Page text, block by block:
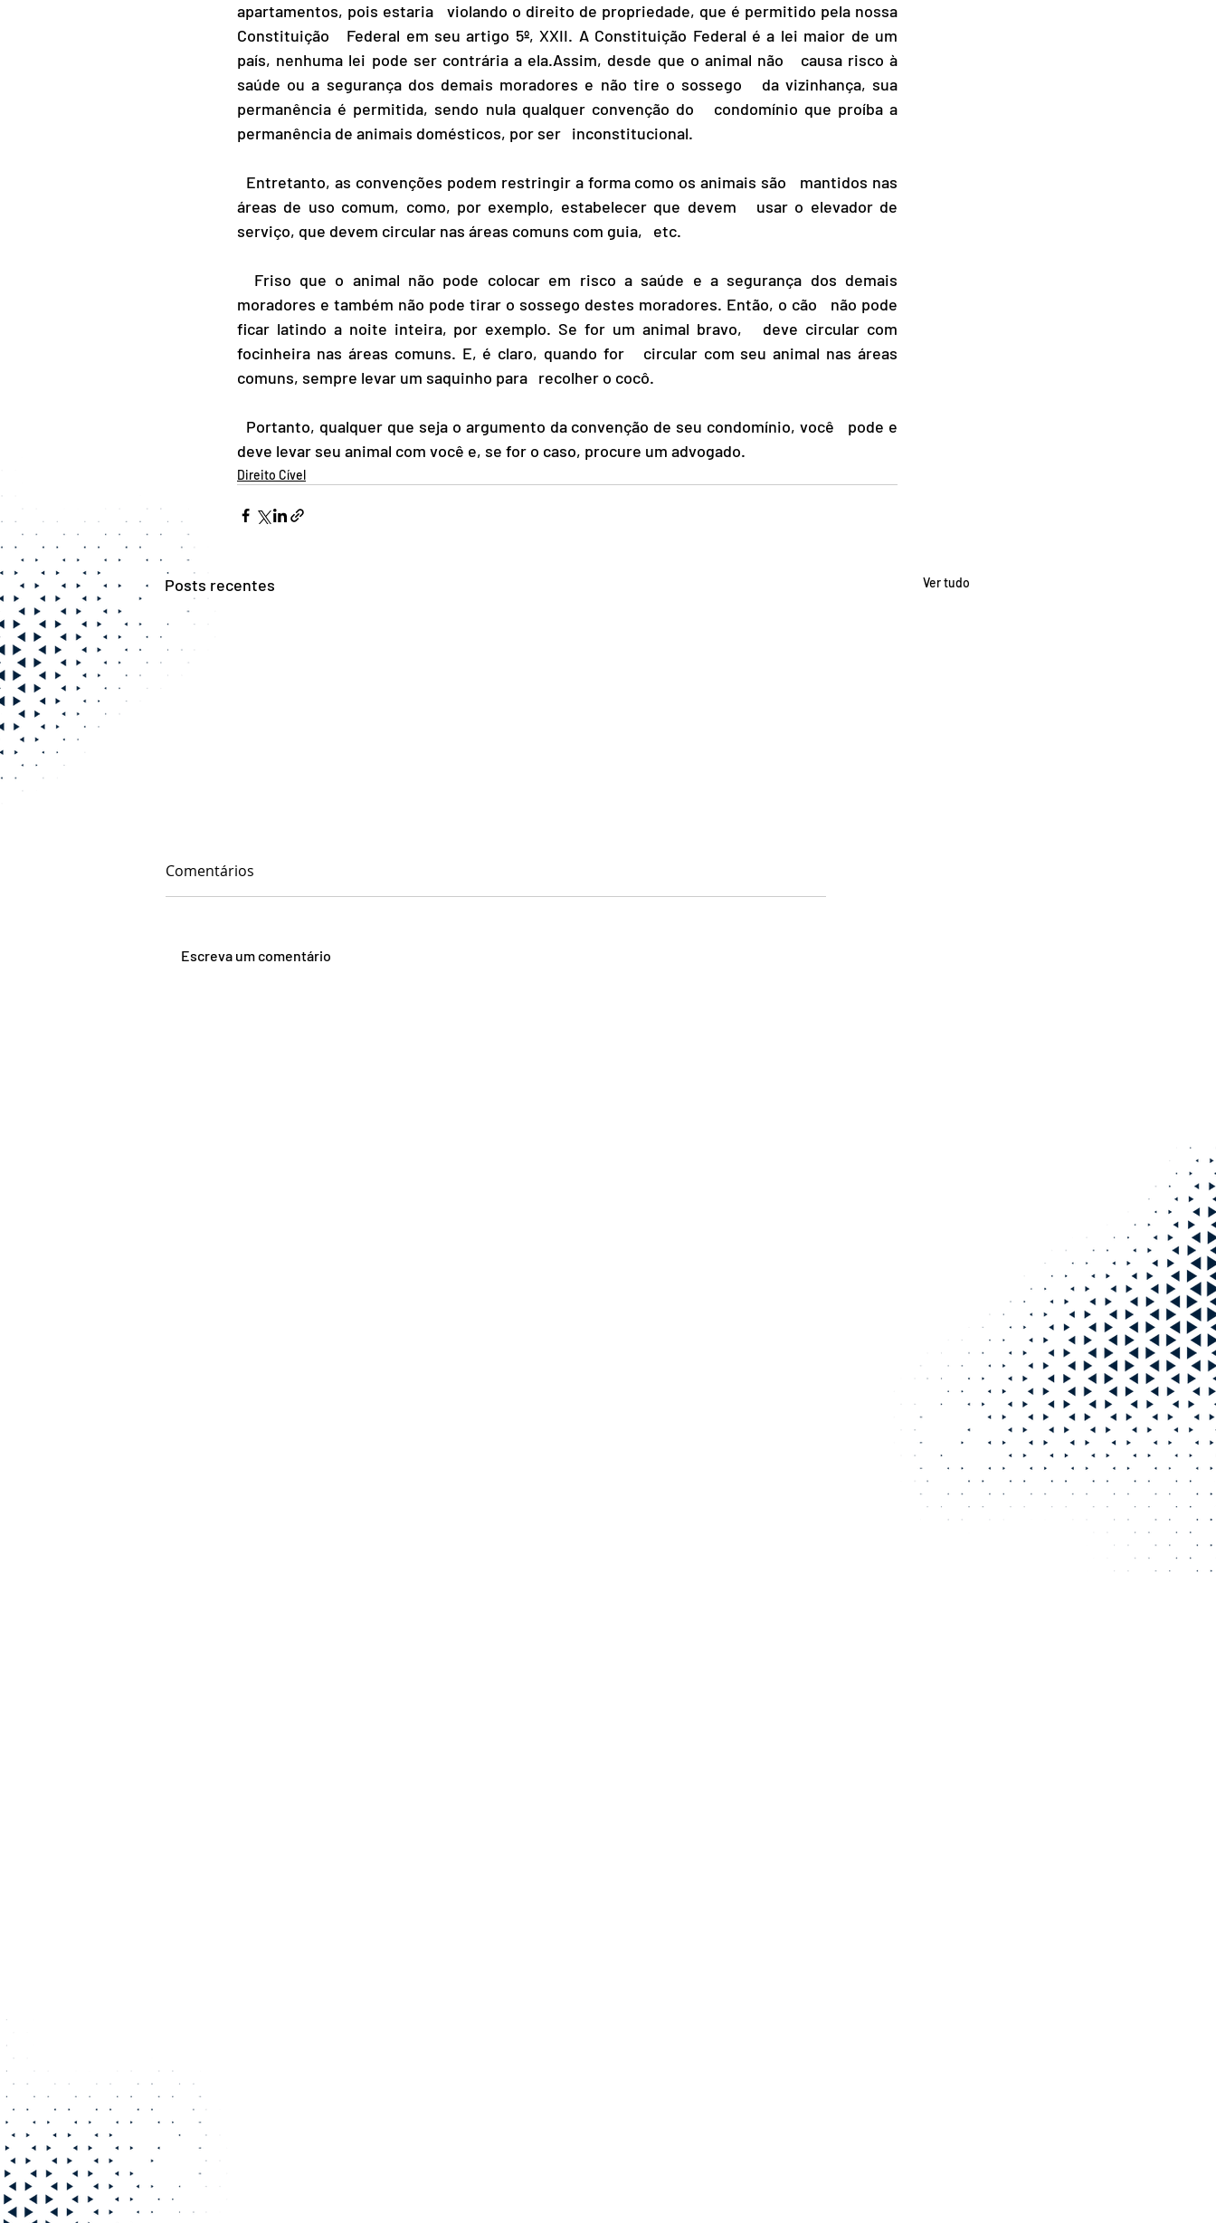
apartamentos, pois estaria   violando o direito de propriedade, que é permitido pela nossa
Constituição   Federal em seu artigo 5º, XXII. A Constituição Federal é a lei maior de um
país, nenhuma lei pode ser contrária a ela.Assim, desde que o animal não   causa risco à
saúde ou a segurança dos demais moradores e não tire o sossego   da vizinhança, sua
permanência é permitida, sendo nula qualquer convenção do   condomínio que proíba a
permanência de animais domésticos, por ser   inconstitucional.
áreas de uso comum, como, por exemplo, estabelecer que devem   usar o elevador de
serviço, que devem circular nas áreas comuns com guia,   etc.
moradores e também não pode tirar o sossego destes moradores. Então, o cão   não pode
ficar latindo a noite inteira, por exemplo. Se for um animal bravo,   deve circular com
focinheira nas áreas comuns. E, é claro, quando for   circular com seu animal nas áreas
comuns, sempre levar um saquinho para   recolher o cocô.
deve levar seu animal com você e, se for o caso, procure um advogado.
Direito Cível
Posts recentes Ver tudo
Comentários
Escreva um comentário